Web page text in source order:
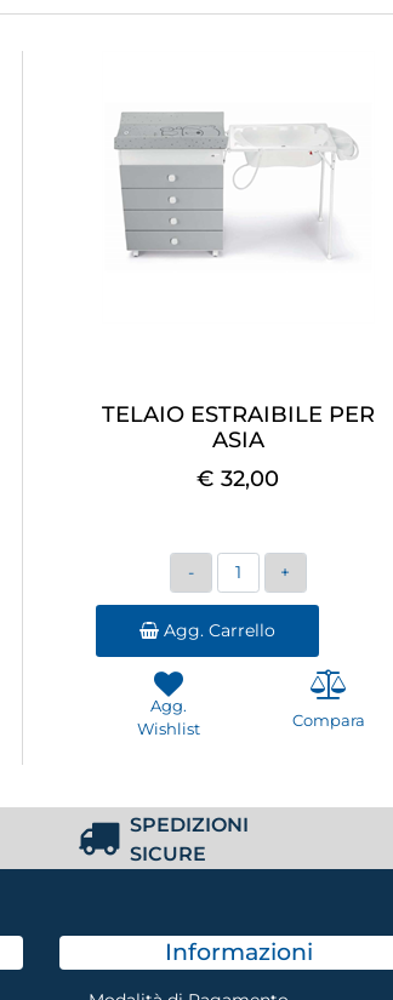
TELAIO ESTRAIBILE PER
ASIA
€ 32,00
Quantità
Agg. Carrello
Agg.
Wishlist
Compara
SPEDIZIONI
SICURE
Informazioni